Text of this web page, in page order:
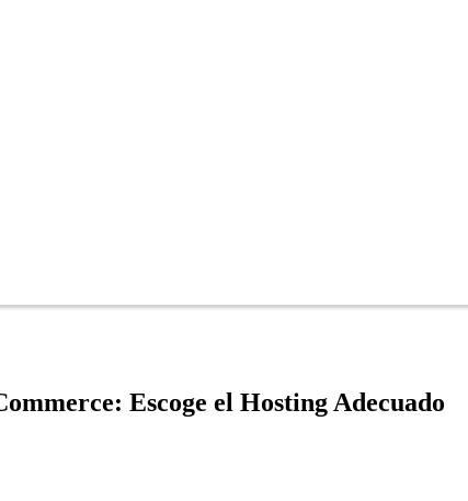
Escoge el Hosting Adecuado